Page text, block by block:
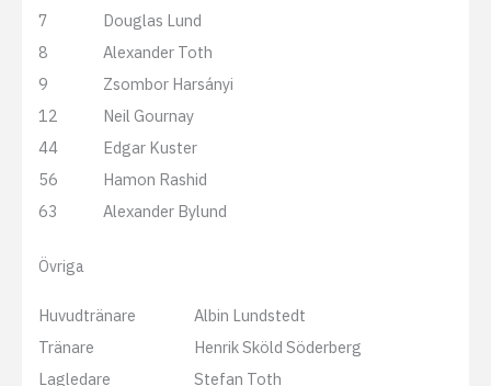
7
Douglas Lund
8
Alexander Toth
9
Zsombor Harsányi
12
Neil Gournay
44
Edgar Kuster
56
Hamon Rashid
63
Alexander Bylund
Övriga
Huvudtränare
Albin Lundstedt
Tränare
Henrik Sköld Söderberg
Lagledare
Stefan Toth